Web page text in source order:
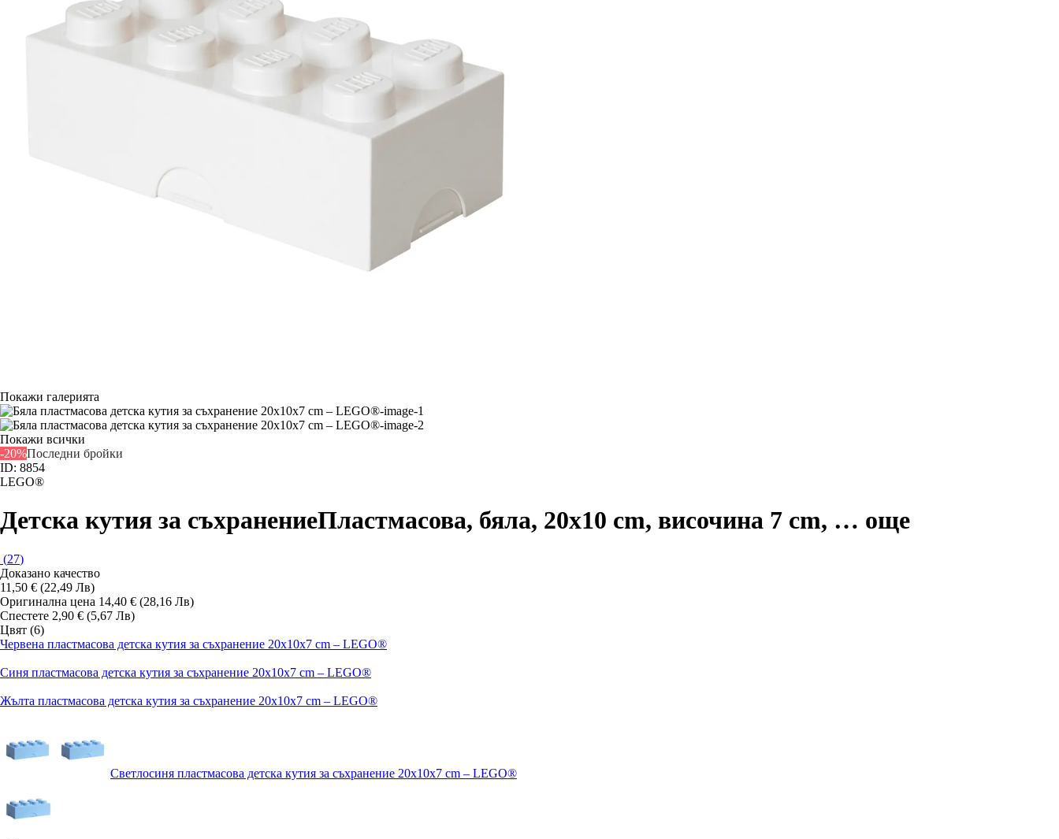
Покажи галерията
Покажи всички
-20%Последни бройки
ID: 8854
LEGO®
Детска кутия за съхранениеПластмасова, бяла, 20x10 cm, височина 7 cm, … още
(27)
Доказано качество
11,50 € (22,49 Лв)
Оригинална цена 14,40 € (28,16 Лв)
Спестете 2,90 € (5,67 Лв)
Цвят (6)
Червена пластмасова детска кутия за съхранение 20x10x7 cm – LEGO®
Синя пластмасова детска кутия за съхранение 20x10x7 cm – LEGO®
Жълта пластмасова детска кутия за съхранение 20x10x7 cm – LEGO®
Светлосиня пластмасова детска кутия за съхранение 20x10x7 cm – LEGO®